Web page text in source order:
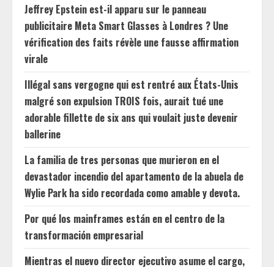
Jeffrey Epstein est-il apparu sur le panneau
publicitaire Meta Smart Glasses à Londres ? Une
vérification des faits révèle une fausse affirmation
virale
Illégal sans vergogne qui est rentré aux États-Unis
malgré son expulsion TROIS fois, aurait tué une
adorable fillette de six ans qui voulait juste devenir
ballerine
La familia de tres personas que murieron en el
devastador incendio del apartamento de la abuela de
Wylie Park ha sido recordada como amable y devota.
Por qué los mainframes están en el centro de la
transformación empresarial
Mientras el nuevo director ejecutivo asume el cargo,